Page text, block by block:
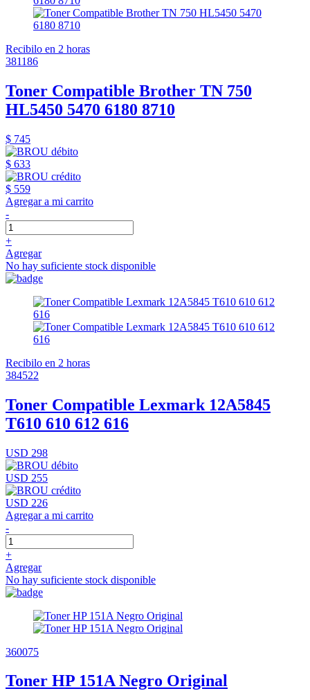
Recibilo en 2 horas
381186
Toner Compatible Brother TN 750
HL5450 5470 6180 8710
$ 745
$ 633
$ 559
Agregar a mi carrito
-
+
Agregar
No hay suficiente stock disponible
Recibilo en 2 horas
384522
Toner Compatible Lexmark 12A5845
T610 610 612 616
USD 298
USD 255
USD 226
Agregar a mi carrito
-
+
Agregar
No hay suficiente stock disponible
360075
Toner HP 151A Negro Original